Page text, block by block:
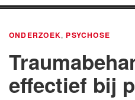
ONDERZOEK, PSYCHOSE
effectief bij